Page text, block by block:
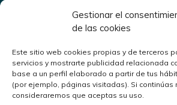
Gestionar el
de las cookies
Este sitio web cookies propias y de terceros
servicios y mostrarte publicidad relacionada
base a un perfil elaborado a partir de tus
(por ejemplo, páginas visitadas). Si continúas
consideraremos que aceptas su uso.
Lunes a Viernes de 9:00 a 14:00
y de 17:00 a 20:00
Linkedin
YouTube